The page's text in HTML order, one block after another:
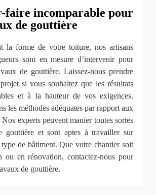
faire incomparable pour
de gouttière
la forme de votre toiture, nos artisans
sont en mesure d’intervenir pour
de gouttière. Laissez-nous prendre
si vous souhaitez que les résultats
et à la hauteur de vos exigences.
les méthodes adéquates par rapport aux
experts peuvent manier toutes sortes
gouttière et sont aptes à travailler sur
de bâtiment. Que votre chantier soit
ou en rénovation, contactez-nous pour
de gouttière.